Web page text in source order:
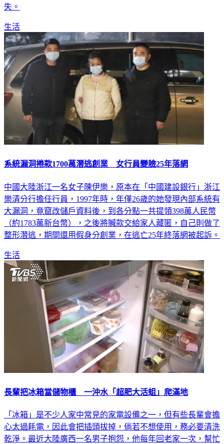
失。
生活
系統漏洞捲款1700萬潛逃創業 女行員變臉25年落網
中國大陸浙江一名女子陳伊樂，原本在「中國建設銀行」浙江
樂清分行擔任行員，1997年時，年僅26歲的她發現內部系統有
大漏洞，竟竄改儲戶資料後，到各分點一共提領398萬人民幣
（約1783萬新台幣），之後將贓款交給家人藏匿，自己則做了
整形潛逃，期間還用假身分創業，在逃亡25年終落網被起訴。
生活
長輩把冰箱當儲物櫃 一沖水「超肥大活蛆」爬滿地
「冰箱」是不少人家中常見的家電設備之一，但有些長輩會擔
心太過耗電，因此會把插頭拔掉，倘若不想使用，務必要清洗
乾淨。最近大陸廣西一名男子抱怨，他每年回老家一次，幫忙